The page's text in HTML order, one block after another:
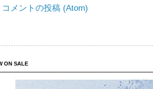
コメントの投稿 (Atom)
ON SALE